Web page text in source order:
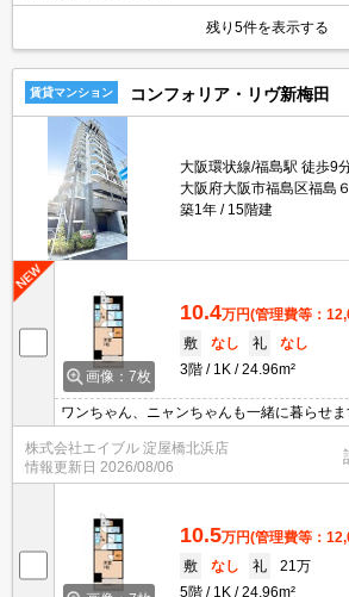
問合せ下さい♪
残り5件を表示する
賃貸マンション コンフォリア・リヴ新梅田
大阪環状線/福島駅 徒歩9
大阪府大阪市福島区福島
築1年
15階建
画像：7枚
10.4万円(管理費等：
敷
なし 礼
なし
3階
1K 24.96m²
ワンちゃん、ニャンちゃんも一緒に暮らせ
合、敷金1ヵ月分増。こんなお部屋に住んで
ましょう。
株式会社エイブル 淀屋橋北浜店
情報更新日 2026/08/06
10.5万円(管理費等：
敷
なし 礼
21万
5階
1K 24.96m²